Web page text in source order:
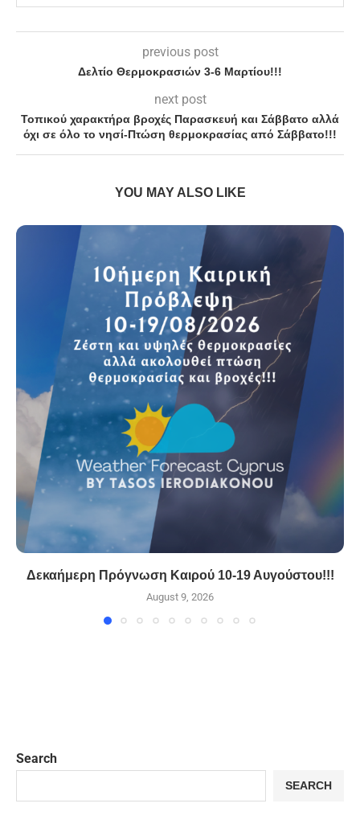
previous post
Δελτίο Θερμοκρασιών 3-6 Μαρτίου!!!
next post
Τοπικού χαρακτήρα βροχές Παρασκευή και Σάββατο αλλά
όχι σε όλο το νησί-Πτώση θερμοκρασίας από Σάββατο!!!
YOU MAY ALSO LIKE
Δεκαήμερη Πρόγνωση Καιρού 10-19 Αυγούστου!!!
August 9, 2026
Search
SEARCH